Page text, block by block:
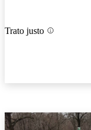
Trato justo